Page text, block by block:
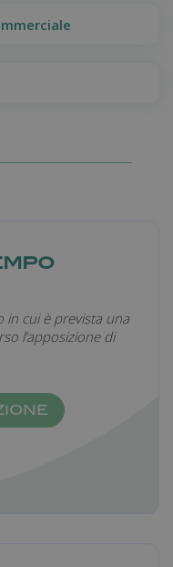
cui è prevista una
l’apposizione di